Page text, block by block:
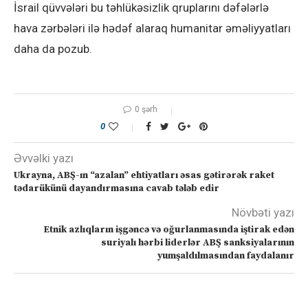
İsrail qüvvələri bu təhlükəsizlik qruplarını dəfələrlə
hava zərbələri ilə hədəf alaraq humanitar əməliyyatları
daha da pozub.
0 şərh
0
Əvvəlki yazı
Ukrayna, ABŞ-ın “azalan” ehtiyatları əsas gətirərək raket
tədarükünü dayandırmasına cavab tələb edir
Növbəti yazı
Etnik azlıqların işgəncə və oğurlanmasında iştirak edən
suriyalı hərbi liderlər ABŞ sanksiyalarının
yumşaldılmasından faydalanır